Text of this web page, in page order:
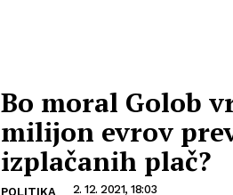
Bo moral Golob
milijon evrov
izplačanih plač?
POLITIKA 2. 12. 2021, 18:03